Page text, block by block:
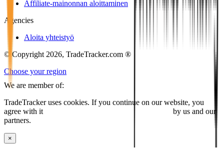
Affiliate-mainonnan aloittaminen
Agencies
Aloita yhteistyö
© Copyright 2026, TradeTracker.com ®
Choose your region
We are member of:
TradeTracker uses cookies. If you continue on our website, you
agree with it
by us and our
partners.
×